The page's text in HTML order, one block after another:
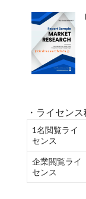
・ライセン
1名閲覧ライ
センス
企業閲覧ライ
センス